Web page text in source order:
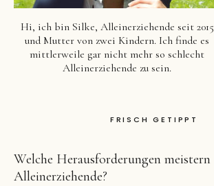
Hi, ich bin Silke, Alleinerziehende seit 2015
und Mutter von zwei Kindern. Ich finde es
mittlerweile gar nicht mehr so schlecht
Alleinerziehende zu sein.
FRISCH GETIPPT
Welche Herausforderungen meistern
Alleinerziehende?